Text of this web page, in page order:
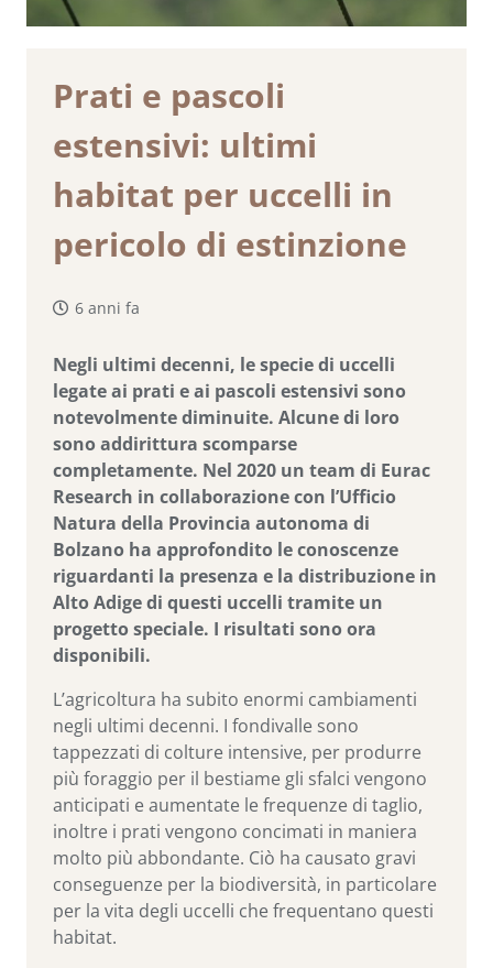
Prati e pascoli
estensivi: ultimi
habitat per uccelli in
pericolo di estinzione
6 anni fa
Negli ultimi decenni, le specie di uccelli
legate ai prati e ai pascoli estensivi sono
notevolmente diminuite. Alcune di loro
sono addirittura scomparse
completamente. Nel 2020 un team di Eurac
Research in collaborazione con l’Ufficio
Natura della Provincia autonoma di
Bolzano ha approfondito le conoscenze
riguardanti la presenza e la distribuzione in
Alto Adige di questi uccelli tramite un
progetto speciale. I risultati sono ora
disponibili.
L’agricoltura ha subito enormi cambiamenti
negli ultimi decenni. I fondivalle sono
tappezzati di colture intensive, per produrre
più foraggio per il bestiame gli sfalci vengono
anticipati e aumentate le frequenze di taglio,
inoltre i prati vengono concimati in maniera
molto più abbondante. Ciò ha causato gravi
conseguenze per la biodiversità, in particolare
per la vita degli uccelli che frequentano questi
habitat.